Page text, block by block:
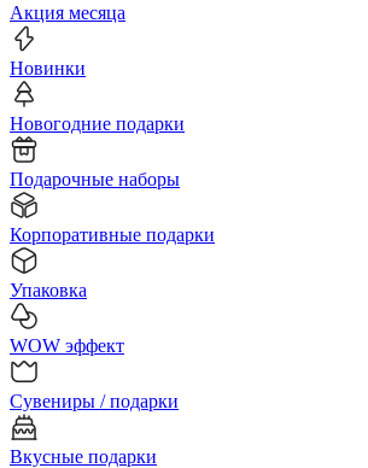
Акция месяца
Новинки
Новогодние подарки
Подарочные наборы
Корпоративные подарки
Упаковка
WOW эффект
Сувениры / подарки
Вкусные подарки